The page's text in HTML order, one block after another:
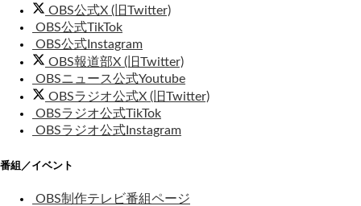
OBS公式X (旧Twitter)
OBS公式TikTok
OBS公式Instagram
OBS報道部X (旧Twitter)
OBSニュース公式Youtube
OBSラジオ公式X (旧Twitter)
OBSラジオ公式TikTok
OBSラジオ公式Instagram
番組／イベント
OBS制作テレビ番組ページ